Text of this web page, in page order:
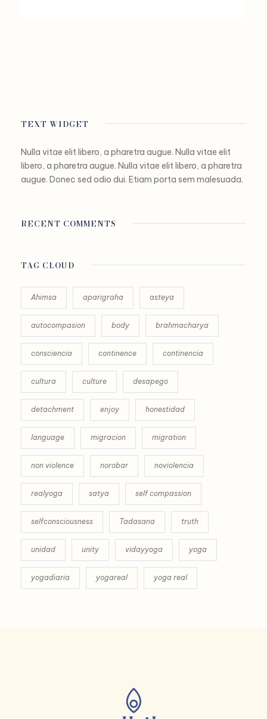
TEXT WIDGET
Nulla vitae elit libero, a pharetra augue. Nulla vitae elit
libero, a pharetra augue. Nulla vitae elit libero, a pharetra
augue. Donec sed odio dui. Etiam porta sem malesuada.
RECENT COMMENTS
TAG CLOUD
Ahimsa aparigraha asteya
autocompasion body brahmacharya
consciencia continence continencia
cultura culture desapego
detachment enjoy honestidad
language migracion migration
non violence norobar noviolencia
realyoga satya self compassion
selfconsciousness Tadasana truth
unidad unity vidayyoga yoga
yogadiaria yogareal yoga real